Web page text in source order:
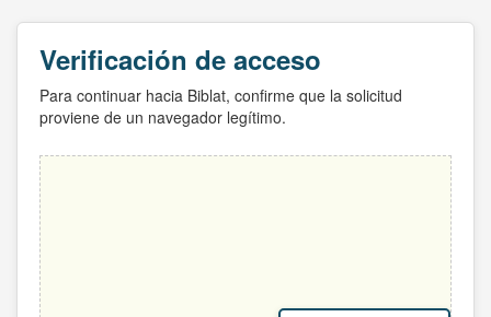
Verificación de acceso
Para continuar hacia Biblat, confirme que la solicitud
proviene de un navegador legítimo.